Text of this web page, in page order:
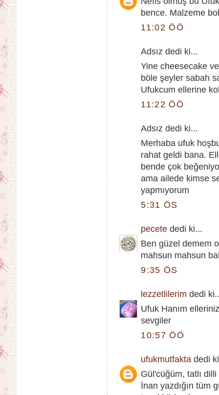
bence. Malzeme
11:02 ÖÖ
Adsız dedi ki...
Yine cheesecake
böle şeyler sabah
Ufukcum ellerine
11:22 ÖÖ
Adsız dedi ki...
Merhaba ufuk
rahat geldi bana.
bende çok
ama ailede kimse
yapmıyorum
5:31 ÖS
pecete dedi ki...
Ben güzel demem
mahsun mahsun
9:35 ÖS
lezzetlilerim dedi
Ufuk Hanım
sevgiler
10:57 ÖÖ
ufukmutfakta dedi
Gül'cüğüm, tatlı
İnan yazdığın tüm